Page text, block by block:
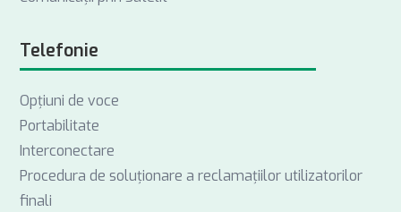
Telefonie
Opţiuni de voce
Portabilitate
Interconectare
Procedura de soluționare a reclamațiilor utilizatorilor
finali